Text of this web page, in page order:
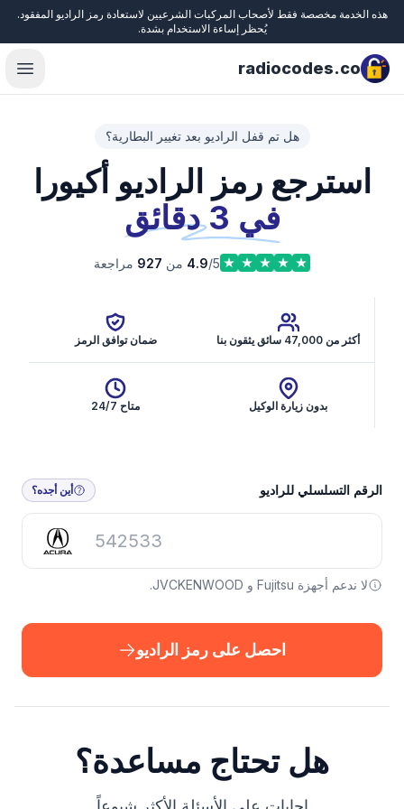
هذه الخدمة مخصصة فقط لأصحاب المركبات الشرعيين لاستعادة رمز الراديو المفقود.
يُحظر إساءة الاستخدام بشدة.
radiocodes.co
هل تم قفل الراديو بعد تغيير البطارية؟
استرجع رمز الراديو أكيورا
في 3 دقائق
4.9/5 من 927 مراجعة
أكثر من 47,000 سائق يثقون بنا ضمان توافق الرمز
بدون زيارة الوكيل متاح 24/7
احصل على رمز الراديو
الرقم التسلسلي للراديو أين أجده؟
لا ندعم أجهزة Fujitsu و JVCKENWOOD.
احصل على رمز الراديو
هل تحتاج مساعدة؟